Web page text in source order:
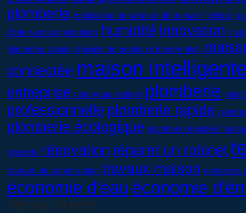
plomberie explication assurance décennale fieldpro
d'intervention plombiers humidité innovation
plomberie rapide logiciels de gestion d'intervention
connectée maison intelligente
entreprise nettoyage robinet plomberie
professionnelle plomberie rapide
plomberie écologique plomberie équipée fiat
praxedo rénovation réparer un robinet
travaux de construction travaux maison vestiaires
économie d'eau économie
Articles récents